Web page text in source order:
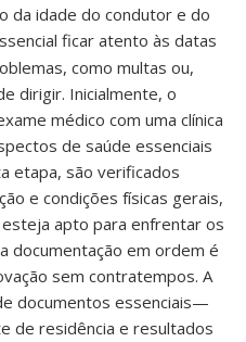
da idade do condutor e do
ficar atento às datas
como multas ou,
dirigir. Inicialmente, o
médico com uma clínica
de saúde essenciais
etapa, são verificados
e condições físicas gerais,
apto para enfrentar os
documentação em ordem é
sem contratempos. A
documentos essenciais—
de residência e resultados